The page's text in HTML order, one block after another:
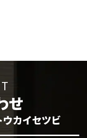
せ
カイセツビ